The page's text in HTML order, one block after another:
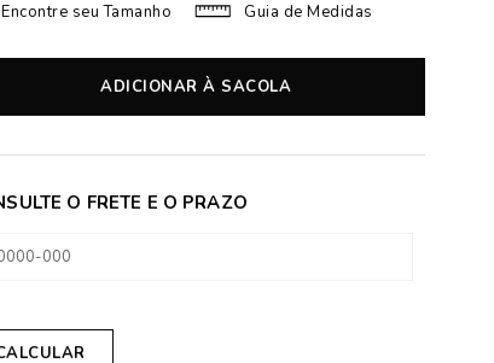
Encontre seu Tamanho Guia de Medidas
ADICIONAR À SACOLA